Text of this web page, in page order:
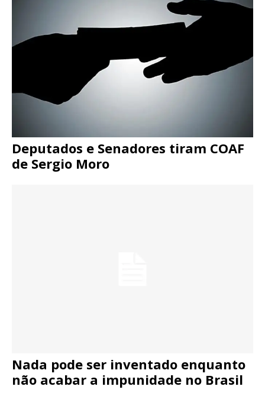
Deputados e Senadores tiram COAF
de Sergio Moro
Nada pode ser inventado enquanto
não acabar a impunidade no Brasil